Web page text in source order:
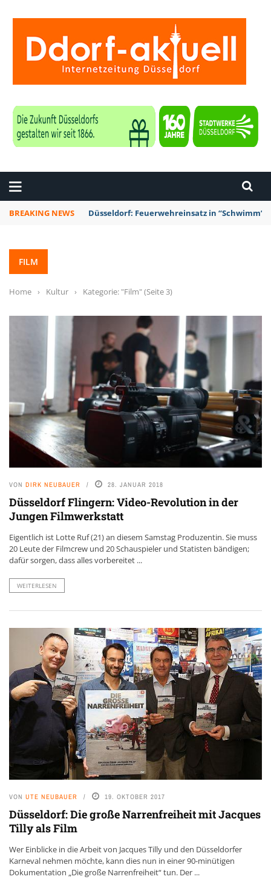
BREAKING NEWS Düsseldorf: Punk-Bahn-Fahrt mit Dosenbier
FILM
Home › Kultur › Kategorie: "Film"(Seite 3)
VON DIRK NEUBAUER 28. JANUAR 2018
Düsseldorf Flingern: Video-Revolution in der
Jungen Filmwerkstatt
Eigentlich ist Lotte Ruf (21) an diesem Samstag Produzentin. Sie muss
20 Leute der Filmcrew und 20 Schauspieler und Statisten bändigen;
dafür sorgen, dass alles vorbereitet ...
WEITERLESEN
VON UTE NEUBAUER 19. OKTOBER 2017
Düsseldorf: Die große Narrenfreiheit mit Jacques
Tilly als Film
Wer Einblicke in die Arbeit von Jacques Tilly und den Düsseldorfer
Karneval nehmen möchte, kann dies nun in einer 90-minütigen
Dokumentation „Die große Narrenfreiheit“ tun. Der ...